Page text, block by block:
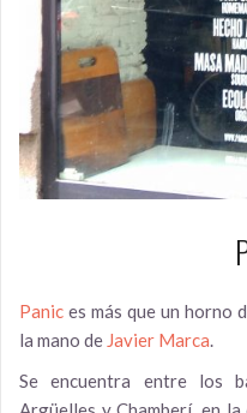
Panic es más que un horno
la mano de Javier Marca
Se encuentra entre los